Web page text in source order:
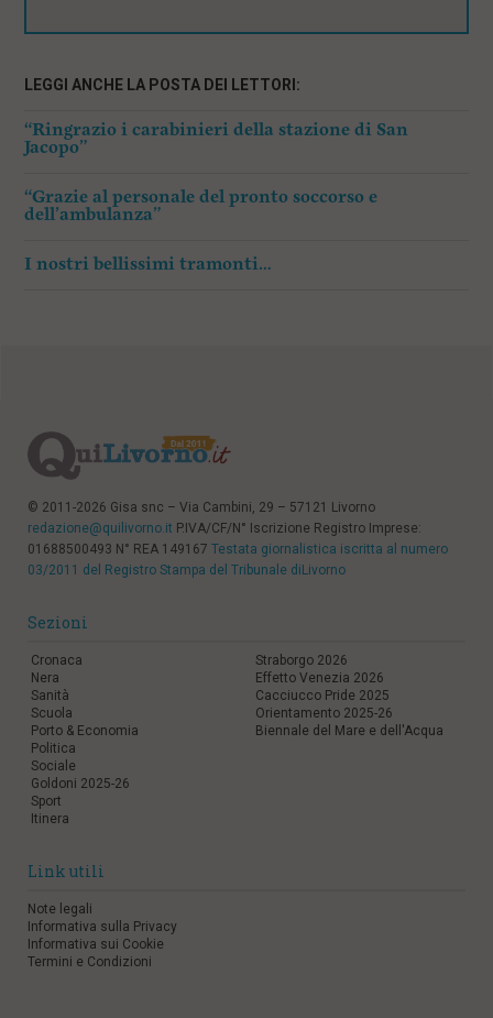
LEGGI ANCHE LA POSTA DEI LETTORI:
“Ringrazio i carabinieri della stazione di San
Jacopo”
“Grazie al personale del pronto soccorso e
dell’ambulanza”
I nostri bellissimi tramonti…
© 2011-2026 Gisa snc – Via Cambini, 29 – 57121 Livorno
redazione@quilivorno.it P.IVA/CF/N° Iscrizione Registro Imprese:
01688500493 N° REA 149167 Testata giornalistica iscritta al numero
03/2011 del Registro Stampa del Tribunale diLivorno
Sezioni
Cronaca
Nera
Sanità
Scuola
Porto & Economia
Politica
Sociale
Goldoni 2025-26
Sport
Itinera
Straborgo 2026
Effetto Venezia 2026
Cacciucco Pride 2025
Orientamento 2025-26
Biennale del Mare e dell'Acqua
Link utili
Note legali
Informativa sulla Privacy
Informativa sui Cookie
Termini e Condizioni